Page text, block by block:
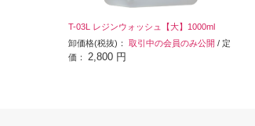
T-03L レジンウォッシュ【大】1000ml
卸価格(税抜)： 取引中の会員のみ公開 / 定
価： 2,800 円